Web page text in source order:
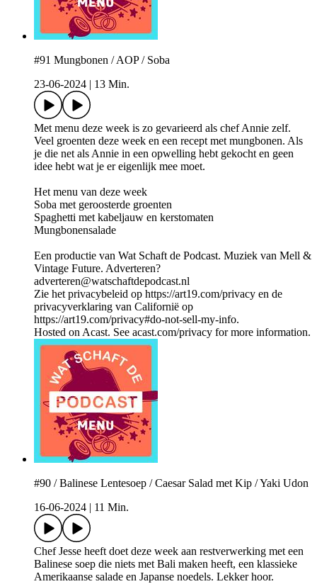
#91 Mungbonen / AOP / Soba
23-06-2024
13 Min.
Met menu deze week is zo gevarieerd als chef Annie zelf.
Veel groenten deze week en een recept met mungbonen. Als
je die net als Annie in een opwelling hebt gekocht en geen
idee hebt wat je er eigenlijk mee moet.
Het menu van deze week
Soba met geroosterde groenten
Spaghetti met kabeljauw en kerstomaten
Mungbonensalade
Een productie van Wat Schaft de Podcast. Muziek van Mell &
Vintage Future. Adverteren?
adverteren@watschaftdepodcast.nl
Zie het privacybeleid op https://art19.com/privacy en de
privacyverklaring van Californië op
https://art19.com/privacy#do-not-sell-my-info.
Hosted on Acast. See acast.com/privacy for more information.
#90 / Balinese Lentesoep / Caesar Salad met Kip / Yaki Udon
16-06-2024
11 Min.
Chef Jesse heeft doet deze week aan restverwerking met een
Balinese soep die niets met Bali maken heeft, een klassieke
Amerikaanse salade en Japanse noedels. Lekker hoor.